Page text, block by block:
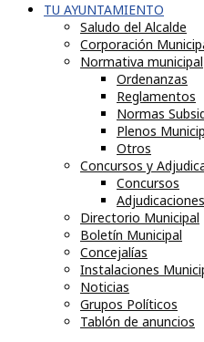
TU AYUNTAMIENTO
Saludo del Alcalde
Corporación
Normativa municipal
Ordenanzas
Reglamentos
Normas
Plenos
Otros
Concursos y
Concursos
Adjudicaciones
Directorio Municipal
Boletín Municipal
Concejalías
Instalaciones
Noticias
Grupos Políticos
Tablón de anuncios